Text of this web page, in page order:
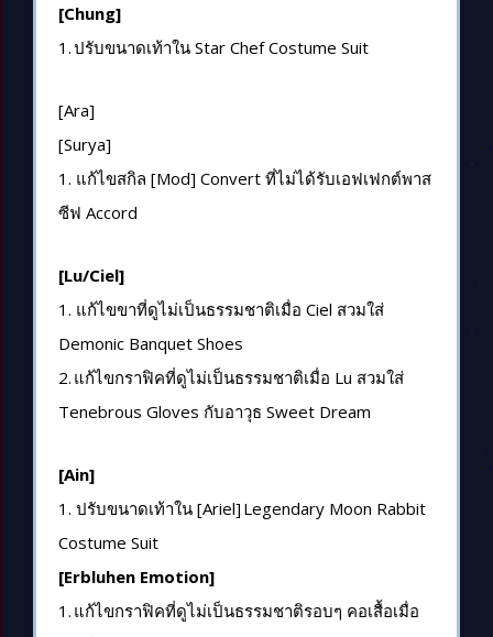
[Chung]
1.ปรับขนาดเท้าใน Star Chef Costume Suit
[Ara]
[Surya]
1. แก้ไขสกิล [Mod] Convert ที่ไม่ได้รับเอฟเฟกต์พาส
ซีฟ Accord
[Lu/Ciel]
1. แก้ไขขาที่ดูไม่เป็นธรรมชาติเมื่อ Ciel สวมใส่
Demonic Banquet Shoes
2. แก้ไขกราฟิคที่ดูไม่เป็นธรรมชาติเมื่อ Lu สวมใส่
Tenebrous Gloves กับอาวุธ Sweet Dream
[Ain]
1. ปรับขนาดเท้าใน [Ariel] Legendary Moon Rabbit
Costume Suit
[Erbluhen Emotion]
1. แก้ไขกราฟิคที่ดูไม่เป็นธรรมชาติรอบๆ คอเสื้อเมื่อ